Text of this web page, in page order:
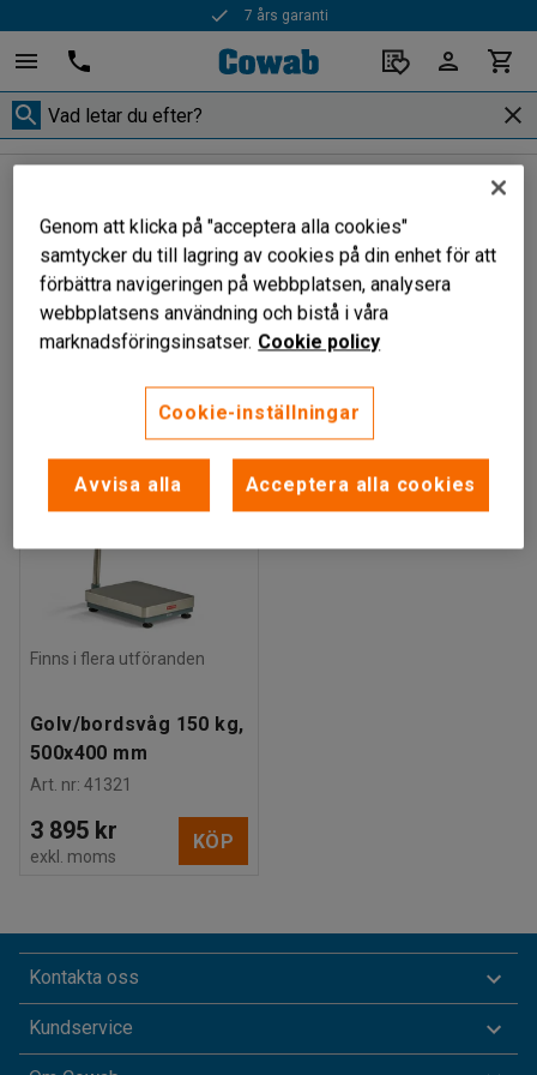
7 års garanti
Golvvågar
Filtrera
Finns i flera utföranden
Golv/bordsvåg 150 kg,
500x400 mm
Art. nr: 41321
3 895 kr
exkl. moms
KÖP
Kontakta oss
Kundservice
Genom att klicka på "acceptera alla cookies"
samtycker du till lagring av cookies på din enhet för att
förbättra navigeringen på webbplatsen, analysera
webbplatsens användning och bistå i våra
marknadsföringsinsatser. Cookie policy
Cookie-inställningar
Avvisa alla Acceptera alla cookies